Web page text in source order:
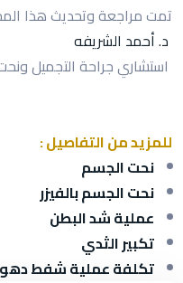
تمت مراجعة وتحديث هذا
د. أحمد الشريفه
استشاري جراحة التجميل
للمزيد من التفاصيل :
نحت الجسم
نحت الجسم بالفيزر
عملية شد البطن
تكبير الثدي
تكلفة عملية شفط